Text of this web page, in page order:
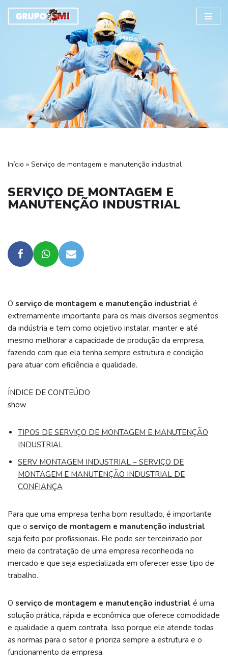
Pular
Início » Serviço de montagem e manutenção industrial
SERVIÇO DE MONTAGEM E
MANUTENÇÃO INDUSTRIAL
O serviço de montagem e manutenção industrial é
extremamente importante para os mais diversos segmentos
da indústria e tem como objetivo instalar, manter e até
mesmo melhorar a capacidade de produção da empresa,
fazendo com que ela tenha sempre estrutura e condição
para atuar com eficiência e qualidade.
ÍNDICE DE CONTEÚDO
show
TIPOS DE SERVIÇO DE MONTAGEM E MANUTENÇÃO
INDUSTRIAL
SERV MONTAGEM INDUSTRIAL – SERVIÇO DE
MONTAGEM E MANUTENÇÃO INDUSTRIAL DE
CONFIANÇA
Para que uma empresa tenha bom resultado, é importante
que o serviço de montagem e manutenção industrial
seja feito por profissionais. Ele pode ser terceirizado por
meio da contratação de uma empresa reconhecida no
mercado e que seja especializada em oferecer esse tipo de
trabalho.
O serviço de montagem e manutenção industrial é uma
solução prática, rápida e econômica que oferece comodidade
e qualidade a quem contrata. Isso porque ele atende todas
as normas para o setor e prioriza sempre a estrutura e o
funcionamento da empresa.